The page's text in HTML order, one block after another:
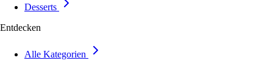
Desserts
Entdecken
Alle Kategorien